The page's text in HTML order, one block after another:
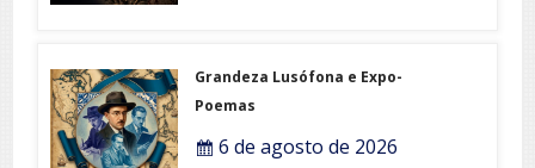
Grandeza Lusófona e Expo-
Poemas
6 de agosto de 2026